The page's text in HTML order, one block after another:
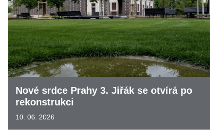
Nové srdce Prahy 3. Jiřák se otvírá po
rekonstrukci
10. 06. 2026